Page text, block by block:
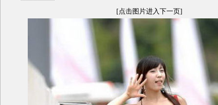
[点击图片进入下一页]